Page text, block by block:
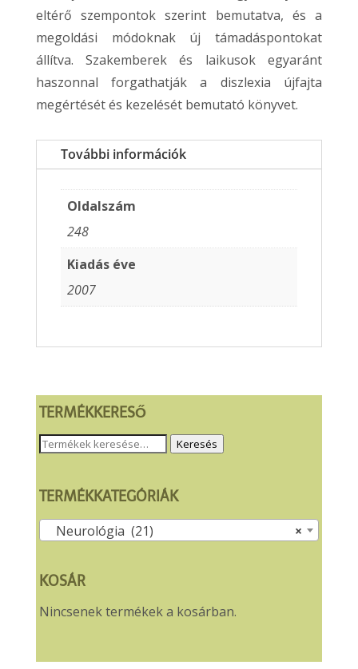
eltérő szempontok szerint bemutatva, és a
megoldási módoknak új támadáspontokat
állítva. Szakemberek és laikusok egyaránt
haszonnal forgathatják a diszlexia újfajta
megértését és kezelését bemutató könyvet.
További információk
Oldalszám
248
Kiadás éve
2007
TERMÉKKERESŐ
Keresés
következőre:
Keresés
TERMÉKKATEGÓRIÁK
×
Neurológia (21)
KOSÁR
Nincsenek termékek a kosárban.